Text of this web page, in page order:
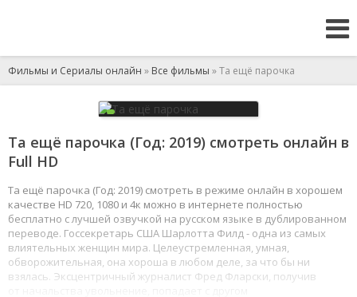
Фильмы и Сериалы онлайн » Все фильмы » Та ещё парочка
Та ещё парочка (Год: 2019) смотреть онлайн в
Full HD
Та ещё парочка (Год: 2019) смотреть в режиме онлайн в хорошем
качестве HD 720, 1080 и 4к можно в интернете полностью
бесплатно с лучшей озвучкой на русском языке в дублированном
переводе. Госсекретарь США Шарлотта Филд - одна из самых
влиятельных женщин мира. Целеустремленная, умная,
обворожительная, она хороша в любом деле, за что бы ни
взялась. Эксцентричный журналист Фред Фларски, получив